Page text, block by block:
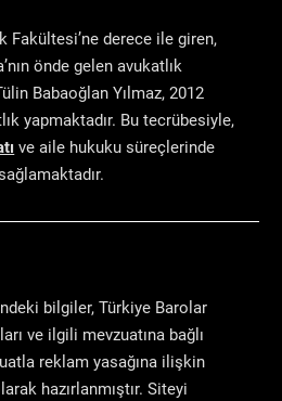
Fakültesi’ne derece ile giren,
önde gelen avukatlık
Babaoğlan Yılmaz, 2012
yapmaktadır. Bu tecrübesiyle,
ve aile hukuku süreçlerinde
bilgiler, Türkiye Barolar
ve ilgili mevzuatına bağlı
reklam yasağına ilişkin
hazırlanmıştır. Siteyi